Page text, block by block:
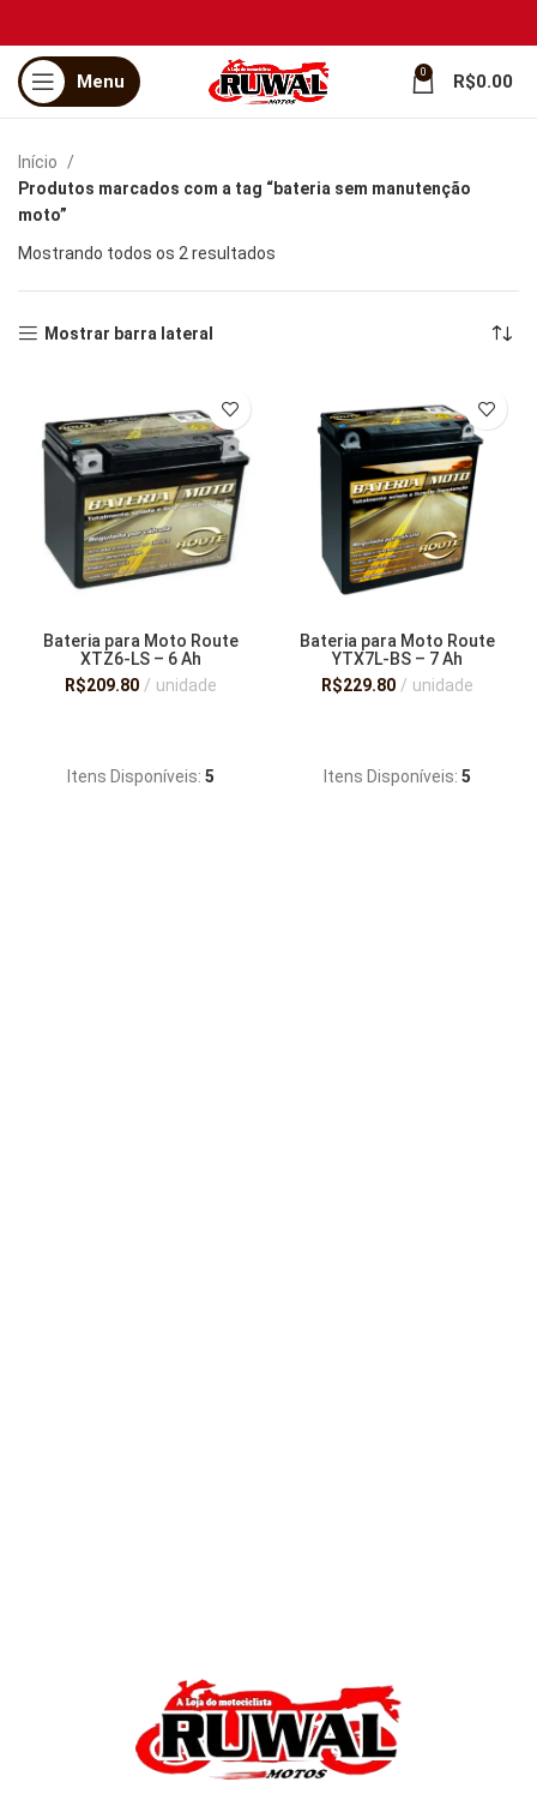
Menu 0 R$0.00
Início
Produtos marcados com a tag “bateria sem manutenção
moto”
Mostrando todos os 2 resultados
Mostrar barra lateral
Bateria para Moto Route
XTZ6-LS – 6 Ah
R$209.80 unidade
Itens Disponíveis: 5
Bateria para Moto Route
YTX7L-BS – 7 Ah
R$229.80 unidade
Itens Disponíveis: 5